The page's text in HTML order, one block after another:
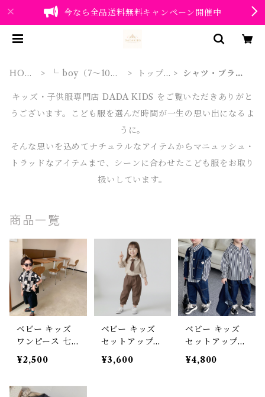
今なら全品送料無料キャンペーン開催中
HOM
└ boy（7～10
トップ
シャツ・ブラウ
キッズ・子供服専門店 DADA KIDS をご覧いただきありがと
うございます。こども服を選んだ時間が一生の思い出になるよ
うに。
そんな思いを込めてナチュラルなアイテムからマニュッシュ・
トラッドなアイテムまで、シーンに合わせたこども服をお取り
扱いしています。
商品一覧
ベビー キッズ
ワンピース 七
分袖 ドット柄
水玉 フレア 女
リンクコーデ
¥2,500
ベビー キッズ
セットアップ
シャツ 長袖 パ
ンツ ウエスト
¥3,600
ベビー キッズ
セットアップ
長袖シャツ ス
トライプ ベス
¥4,800